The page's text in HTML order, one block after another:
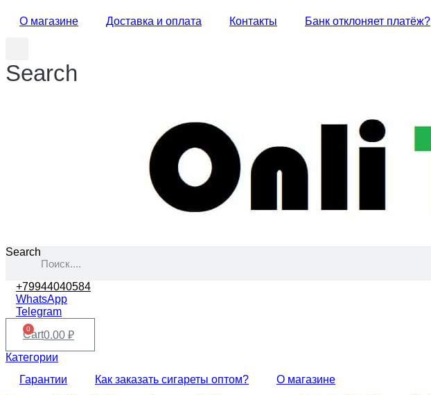
О магазине Доставка и оплата Контакты Банк отклоняет платёж?
Search
Search
+79944040584
WhatsApp
Telegram
0.00 ₽
0
Cart
Категории
Гарантии
Как заказать сигареты оптом?
О магазине